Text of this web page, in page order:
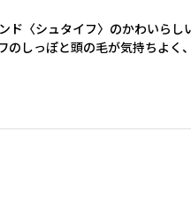
ド〈シュタイフ〉のかわいら
のしっぽと頭の毛が気持ちよ